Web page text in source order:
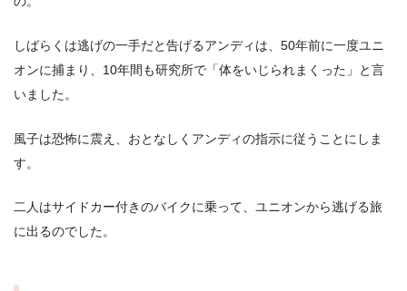
しばらくは逃げの一手だと告げるアンディは、50年前に一度ユニ
オンに捕まり、10年間も研究所で「体をいじられまくった」と言
いました。
風子は恐怖に震え、おとなしくアンディの指示に従うことにしま
す。
二人はサイドカー付きのバイクに乗って、ユニオンから逃げる旅
に出るのでした。